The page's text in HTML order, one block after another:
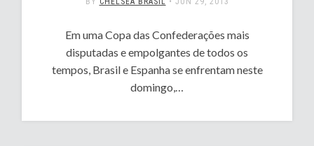
Em uma Copa das Confederações mais
disputadas e empolgantes de todos os
tempos, Brasil e Espanha se enfrentam neste
domingo,…